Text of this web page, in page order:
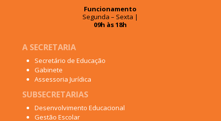
Funcionamento
Segunda – Sexta |
09h às 18h
A SECRETARIA
Secretário de Educação
Gabinete
Assessoria Jurídica
SUBSECRETARIAS
Desenvolvimento Educacional
Gestão Escolar